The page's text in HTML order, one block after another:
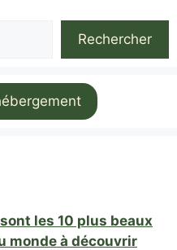
Rechercher
les 10 plus beaux
monde à découvrir